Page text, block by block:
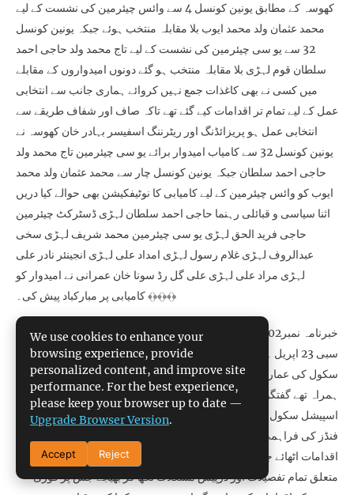
کھوسہ کے مطابق یونین کونسل 4 سے وائس چیئرمین کی نشست کے لیے
محمد عثمان ولد محمد ایوب بلا مقابلہ منتخب ہوئے جبکہ یونین کونسل
32 سے یو سی چیئرمین کی نشست کے لیے تاج محمد ولد حاجی احمد
سلطان قوم لہڑی بلا مقابلہ منتخب ہو گئے دونوں امیدواروں کے مقابلے
میں کسی نے بھی کاغذات جمع نہیں کروائے ہماری جانب سے انتخابی
عمل کے لیے تمام تر اقدامات کیے گئے تھے تاکہ صاف اور شفاف طریقے سے
انتخابی عمل ہو پریزائڈنگ اور ریٹرننگ اسفیسر بہادر خان کھوسہ نے
یونین کونسل 32 سے کامیاب امیدوار برائے یو سی چیئرمین تاج محمد ولد
حاجی احمد سلطان جبکہ یونین کونسل چار سے محمد عثمان ولد محمد
ایوب کو وائس چیئرمین کے لیے کامیابی کا نوٹیفکیشن بھی حوالے کیا دریں
اثنا سیاسی و قبائلی رہنما حاجی احمد سلطان لہڑی ڈسٹرکٹ چیئرمین
حاجی فرید الحق لہڑی یو سی چیئرمین محمد شریف لہڑی سخی
عبدالروف لہڑی غلام رسول لہڑی امداد علی لہڑی انجینئر نادر علی
لہڑی مراد علی لہڑی علی گل رڈ سونا خان عمرانی نے امیدوار کو
کامیابی پر مبارکباد پیش کی۔ ﴾﴿﴾﴿﴾﴿
خبرنامہ نمبر2787/202
سبی 23 اپریل ۔ڈپٹی کمشنر سبی جہانزیب شیخ نے زیر تعمیر اسپیشل
سکول کی عمارت کا معائنہ کیا اس موقع پر متعلقہ افسران بھی انکے
ہمراہ تھے گفتگو کرتے ہوئے ڈپٹی کمشنر جہانزیب شیخ نے کہا کہ
اسپیشل سکول کے ترقیاتی منصوبے پر کام کی رفتار کو تیز کیا جائے اور
فنڈز کی فراہمی میں حائل رکاوٹوں کو دور کرنے کے لیے مو¿ثر
اقدامات اٹھائے جائیں انہوں نے کہا کہ متعلقہ محکمہ اس منصوبے کے
متعلق تمام تفصیلات اور درپیش مشکلات لکھ کر بھیجے جس پر فوری
We use cookies to enhance your
browsing experience, provide
personalized content, and improve site
performance. For the best experience,
please keep your browser up to date —
Upgrade Browser Version.
Accept Reject